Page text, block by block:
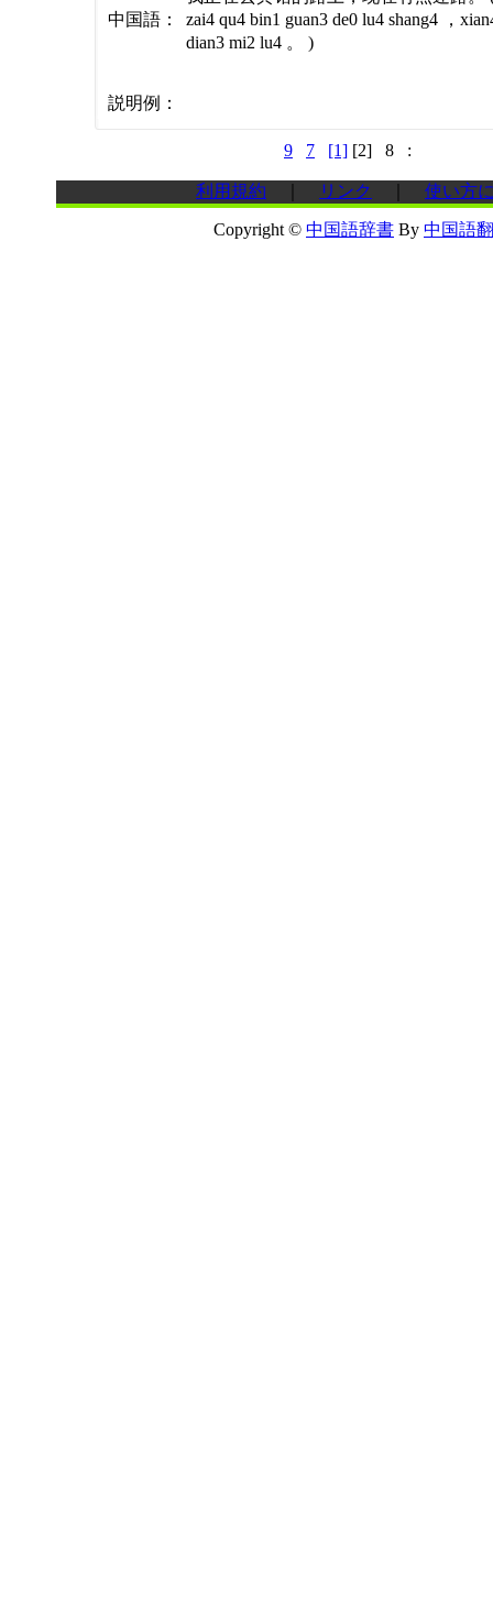
中国語：
zai4 qu4 bin1 guan3 de0 lu4 shang4 ，
dian3 mi2 lu4 。 )
説明例：
9 7 [1] [2] 8 :
利用規約 リンク 使い方
Copyright © 中国語辞書 By 中国語